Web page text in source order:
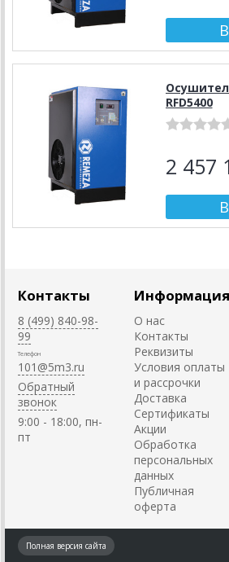
RFD5400
2 457
Контакты
8 (499) 840-98-
99
Телефон
101@5m3.ru
Обратный
звонок
9:00 - 18:00, пн-
пт
Информация
О нас
Контакты
Реквизиты
Условия оплаты
и рассрочки
Доставка
Сертификаты
Акции
Обработка
персональных
данных
Публичная
оферта
Полная версия сайта